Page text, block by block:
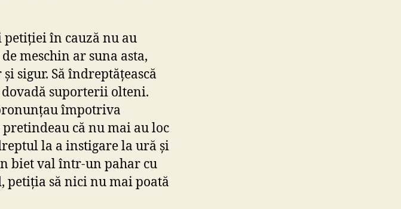
în cauză nu au
meschin ar suna asta,
sigur. Să îndreptățească
suporterii olteni.
împotriva
că nu mai au loc
la a instigare la ură și
biet val într-un pahar cu
petiția să nici nu mai poată